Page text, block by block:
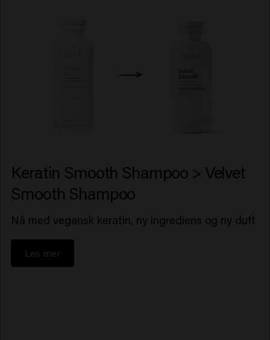
Keratin Smooth Shampoo > Velvet
Smooth Shampoo
Nå med vegansk keratin, ny ingrediens og ny duft
Les mer